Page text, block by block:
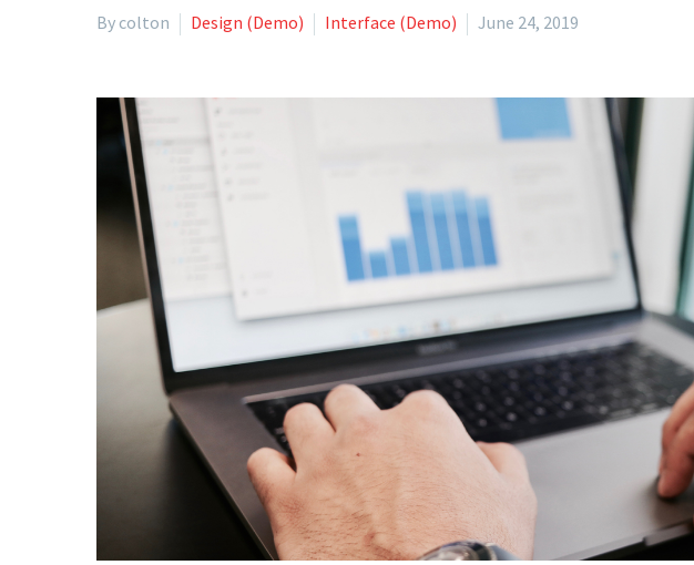
By colton Design (Demo) Interface (Demo) June 24, 2019